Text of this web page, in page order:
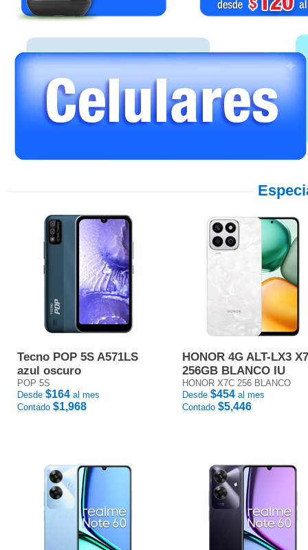
Tecno POP 5S A571LS
azul oscuro
POP 5S
Desde $164 al mes
Contado $1,968
HONOR 4G ALT-LX3
256GB BLANCO IU
HONOR X7C 256 BLANCO
Desde $454 al mes
Contado $5,446